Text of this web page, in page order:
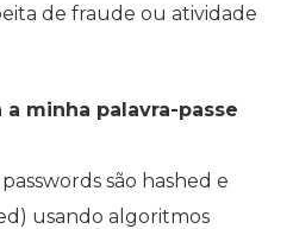
de fraude ou atividade
minha palavra-passe
são hashed e
usando algoritmos